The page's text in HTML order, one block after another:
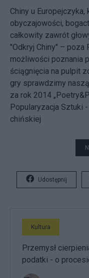
Chiny u
obyczajowości,
całkowity zawrót
"Odkryj Chiny" – poza
możliwości poznania
ściągnięcia na pulpit
gry sprawdzimy
za rok 2014
Popularyzacja Sztuki
chińskiej
Udostępnij
Kultura
Przemysł
podatki - o